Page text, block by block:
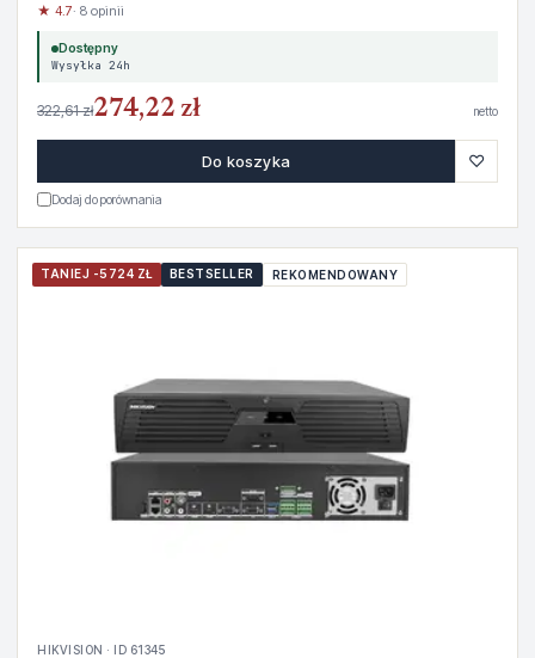
★ 4.7· 8 opinii
Dostępny
Wysyłka 24h
322,61 zł274,22 zł netto
Do koszyka ♡
Dodaj do porównania
TANIEJ -5724 ZŁ BESTSELLER REKOMENDOWANY
HIKVISION · ID 61345